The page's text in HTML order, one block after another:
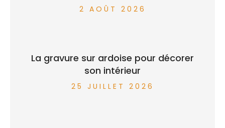
2 AOÛT 2026
La gravure sur ardoise pour décorer
son intérieur
25 JUILLET 2026